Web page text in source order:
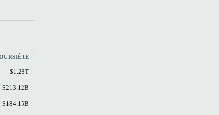
$1.28T
$213.12B
$184.15B